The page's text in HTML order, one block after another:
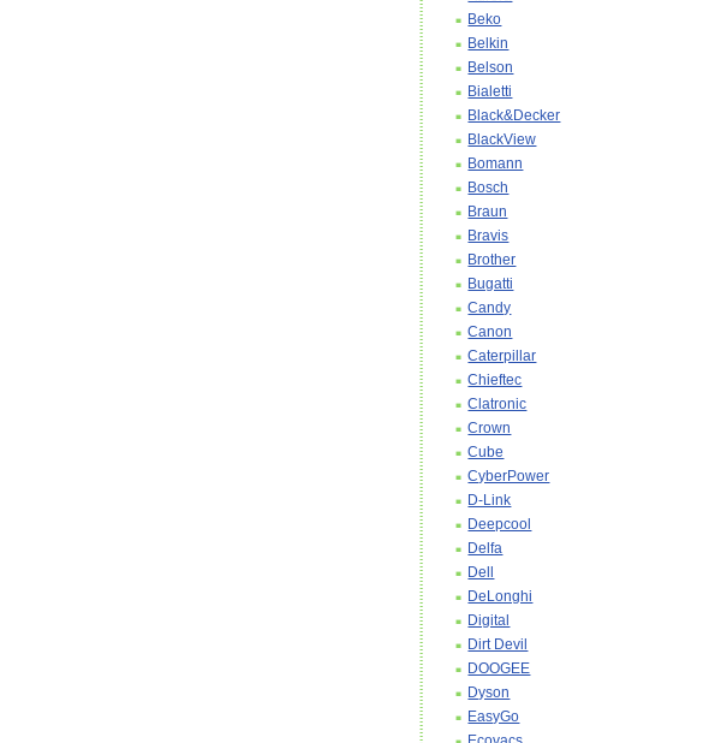
Beko
Belkin
Belson
Bialetti
Black&Decker
BlackView
Bomann
Bosch
Braun
Bravis
Brother
Bugatti
Candy
Canon
Caterpillar
Chieftec
Clatronic
Crown
Cube
CyberPower
D-Link
Deepcool
Delfa
Dell
DeLonghi
Digital
Dirt Devil
DOOGEE
Dyson
EasyGo